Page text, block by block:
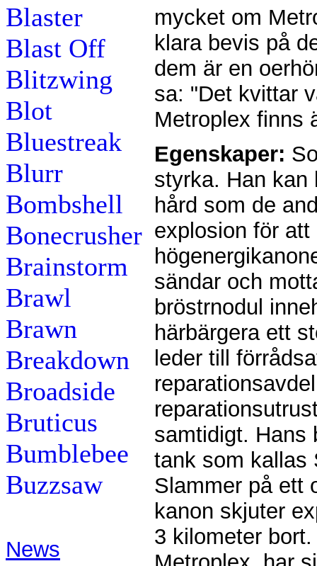
Blaster
Blast Off
Blitzwing
Blot
Bluestreak
Blurr
Bombshell
Bonecrusher
Brainstorm
Brawl
Brawn
Breakdown
Broadside
Bruticus
Bumblebee
Buzzsaw
News
mycket om
klara bevis på
dem är en
sa: "Det kvittar
Metroplex finns
Egenskaper:
styrka. Han kan
hård som de
explosion för
sändar och
bröstrnodul
härbärgera ett
leder till
samtidigt. Hans
tank som kallas
Slammer på ett
kanon skjuter
3 kilometer